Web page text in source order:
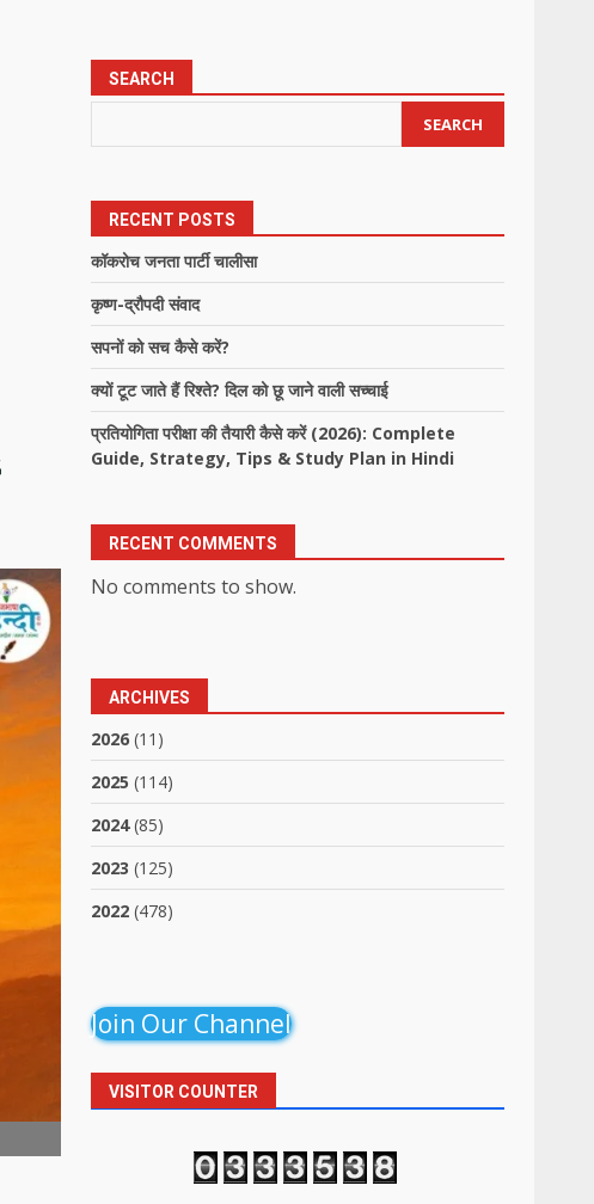
SEARCH
SEARCH
RECENT POSTS
कॉकरोच जनता पार्टी चालीसा
कृष्ण-द्रौपदी संवाद
सपनों को सच कैसे करें?
क्यों टूट जाते हैं रिश्ते? दिल को छू जाने वाली सच्चाई
प्रतियोगिता परीक्षा की तैयारी कैसे करें (2026): Complete
Guide, Strategy, Tips & Study Plan in Hindi
RECENT COMMENTS
No comments to show.
ARCHIVES
2026 (11)
2025 (114)
2024(85)
2023 (125)
2022 (478)
Join Our Channel
VISITOR COUNTER